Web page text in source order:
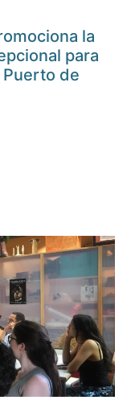
la
para
de